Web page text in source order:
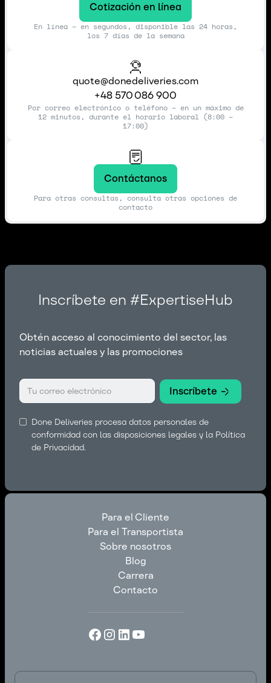
Cotización en línea
En línea – en segundos, disponible las 24 horas,
los 7 días de la semana
quote@donedeliveries.com
+48 570 086 900
Por correo electrónico o teléfono – en un máximo de
12 minutos, durante el horario laboral (8:00 –
17:00)
Contáctanos
Para otras consultas, consulta otras opciones de
contacto
Inscríbete en #ExpertiseHub
Obtén acceso al conocimiento del sector, las
noticias actuales y las promociones
Done Deliveries procesa datos personales de
conformidad con las disposiciones legales y la Política
de Privacidad.
Para el Cliente
Para el Cliente
Para el Transportista
Para el Transportista
Sobre nosotros
Sobre nosotros
Blog
Blog
Carrera
Carrera
Contacto